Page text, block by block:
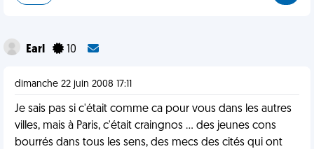
Earl 10
dimanche 22 juin 2008 17:11
Je sais pas si c'était comme ca pour vous dans les autres
villes, mais à Paris, c'était craingnos ... des jeunes cons
bourrés dans tous les sens, des mecs des cités qui ont